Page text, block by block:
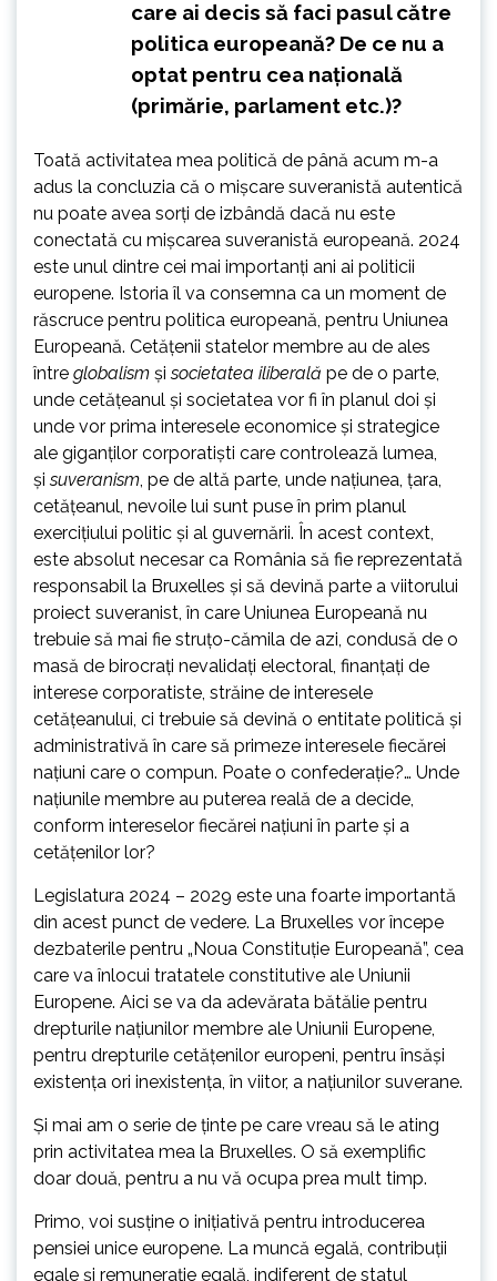
care ai decis să faci pasul către
politica europeană? De ce nu a
optat pentru cea națională
(primărie, parlament etc.)?
Toată activitatea mea politică de până acum m-a
adus la concluzia că o mișcare suveranistă autentică
nu poate avea sorți de izbândă dacă nu este
conectată cu mișcarea suveranistă europeană. 2024
este unul dintre cei mai importanți ani ai politicii
europene. Istoria îl va consemna ca un moment de
răscruce pentru politica europeană, pentru Uniunea
Europeană. Cetățenii statelor membre au de ales
între globalism șisocietatea iliberală pe de o parte,
unde cetățeanul și societatea vor fi în planul doi și
unde vor prima interesele economice și strategice
ale giganților corporatiști care controlează lumea,
șisuveranism, pe de altă parte, unde națiunea, țara,
cetățeanul, nevoile lui sunt puse în prim planul
exercițiului politic și al guvernării. În acest context,
este absolut necesar ca România să fie reprezentată
responsabil la Bruxelles și să devină parte a viitorului
proiect suveranist, în care Uniunea Europeană nu
trebuie să mai fie struțo-cămila de azi, condusă de o
masă de birocrați nevalidați electoral, finanțați de
interese corporatiste, străine de interesele
cetățeanului, ci trebuie să devină o entitate politică și
administrativă în care să primeze interesele fiecărei
națiuni care o compun. Poate o confederație?… Unde
națiunile membre au puterea reală de a decide,
conform intereselor fiecărei națiuni în parte și a
cetățenilor lor?
Legislatura 2024 – 2029 este una foarte importantă
din acest punct de vedere. La Bruxelles vor începe
dezbaterile pentru „Noua Constituție Europeană”, cea
care va înlocui tratatele constitutive ale Uniunii
Europene. Aici se va da adevărata bătălie pentru
drepturile națiunilor membre ale Uniunii Europene,
pentru drepturile cetățenilor europeni, pentru însăși
existența ori inexistența, în viitor, a națiunilor suverane.
Și mai am o serie de ținte pe care vreau să le ating
prin activitatea mea la Bruxelles. O să exemplific
doar două, pentru a nu vă ocupa prea mult timp.
Primo, voi susține o inițiativă pentru introducerea
pensiei unice europene. La muncă egală, contribuții
egale și remunerație egală, indiferent de statul